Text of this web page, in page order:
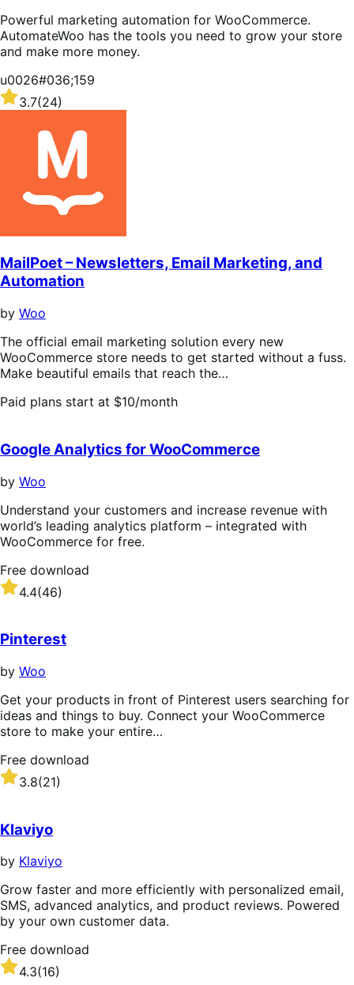
Powerful marketing automation for WooCommerce.
AutomateWoo has the tools you need to grow your store
and make more money.
u0026#036;159
Rated
3.7
3.7(24)
MailPoet – Newsletters, Email Marketing, and
Automation
by Woo
The official email marketing solution every new
WooCommerce store needs to get started without a fuss.
Make beautiful emails that reach the…
Paid plans start at $10/month
Google Analytics for WooCommerce
by Woo
Understand your customers and increase revenue with
world’s leading analytics platform – integrated with
WooCommerce for free.
Free download
Rated
4.4
of
5
stars
4.4(46)
Pinterest
by Woo
Get your products in front of Pinterest users searching for
ideas and things to buy. Connect your WooCommerce
store to make your entire…
Free download
Rated
3.8
of
5
stars
3.8(21)
Klaviyo
by Klaviyo
Grow faster and more efficiently with personalized email,
SMS, advanced analytics, and product reviews. Powered
by your own customer data.
Free download
Rated
4.3(16)